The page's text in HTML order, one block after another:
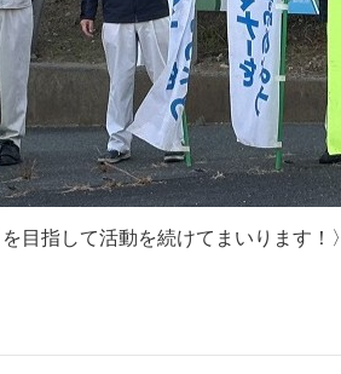
を目指して活動を続けてまいります！